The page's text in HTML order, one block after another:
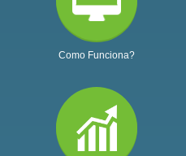
Como Funciona?